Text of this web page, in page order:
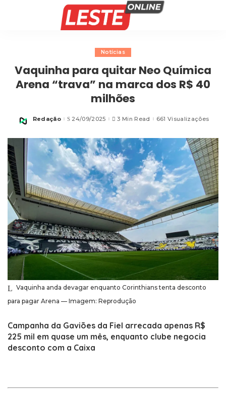
Notícias
Vaquinha para quitar Neo Química
Arena “trava” na marca dos R$ 40
milhões
Posted
Redação 24/09/2025 3 Min Read 661 Visualizações
Vaquinha anda devagar enquanto Corinthians tenta desconto
para pagar Arena — Imagem: Reprodução
Campanha da Gaviões da Fiel arrecada apenas R$
225 mil em quase um mês, enquanto clube negocia
desconto com a Caixa